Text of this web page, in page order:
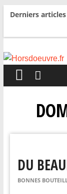
Derniers articles
DU
BONNES